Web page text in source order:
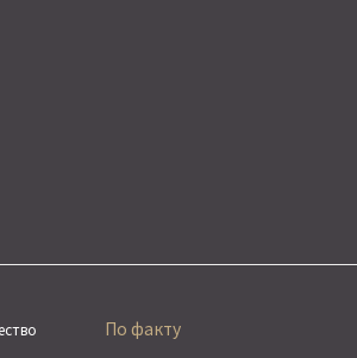
По факту